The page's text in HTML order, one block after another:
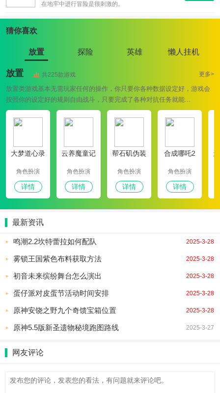
在地牢中进行冒险是很刺激的。
猜你喜欢
放置 探险 英雄 懒人挂机
放置 共225款游戏 更多>
放置类游戏基本无需玩家任何的操作，你只要你各种数据设定好，游戏会
按照你的设定好的规则自由战斗，只要完成了各种对抗任务就能...
大梦道心录
角色扮演
详情
云养魔童记
角色扮演
详情
帮石矶伪装
角色扮演
详情
合成哪吒2
角色扮演
详情
最新资讯
鸣潮2.2坎特蕾拉如何配队 2025-3-28
雾锁王国紫色布料获取方法 2025-3-28
初音未来缤纷舞台怎么演出 2025-3-28
蛋仔派对皮蛋节活动时间安排 2025-3-28
原神安饶之野九个奇馈宝箱位置 2025-3-28
原神5.5版新圣遗物秘境跑图路线 2025-3-27
网友评论